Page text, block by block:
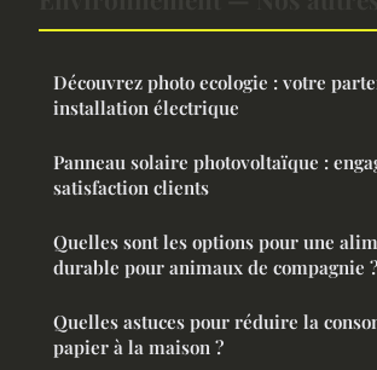
Découvrez photo ecologie : votre
installation électrique
Panneau solaire photovoltaïque :
satisfaction clients
Quelles sont les options pour une
durable pour animaux de compagnie ?
Quelles astuces pour réduire la
papier à la maison ?